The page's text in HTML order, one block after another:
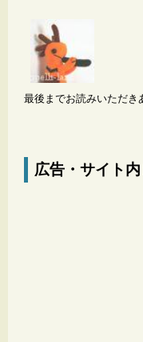
最後までお読みいただき
広告・サイト